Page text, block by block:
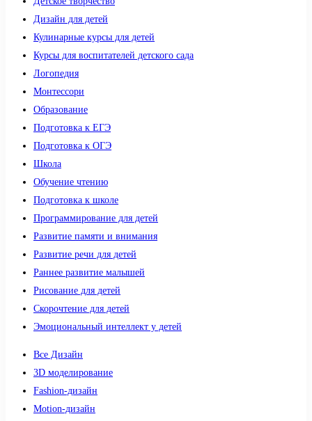
Дизайн для детей
Кулинарные курсы для детей
Курсы для воспитателей детского сада
Логопедия
Монтессори
Образование
Подготовка к ЕГЭ
Подготовка к ОГЭ
Школа
Обучение чтению
Подготовка к школе
Программирование для детей
Развитие памяти и внимания
Развитие речи для детей
Раннее развитие малышей
Рисование для детей
Скорочтение для детей
Эмоциональный интеллект у детей
Все Дизайн
3D моделирование
Fashion-дизайн
Motion-дизайн